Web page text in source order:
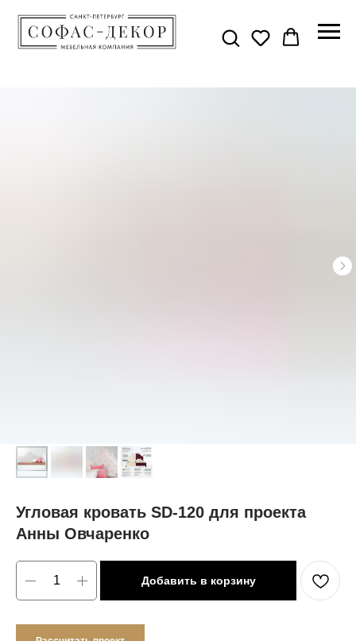
Угловая кровать SD-120 для проекта
Анны Овчаренко
Добавить в корзину